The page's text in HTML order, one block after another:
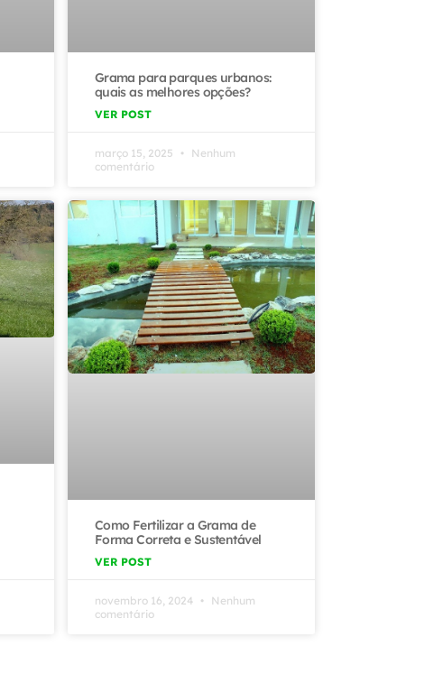
Grama para parques urbanos:
quais as melhores opções?
VER POST
março 15, 2025
Nenhum
comentário
Como Fertilizar a Grama de
Forma Correta e Sustentável
VER POST
novembro 16, 2024
Nenhum
comentário